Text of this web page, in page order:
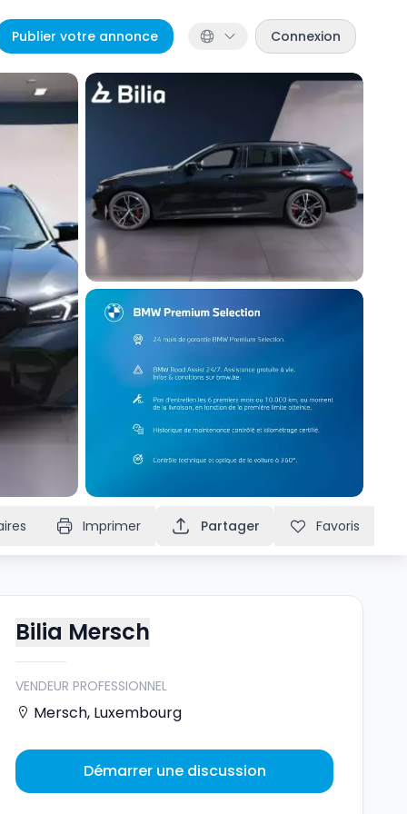
Publier votre annonce Connexion
Imprimer Partager Favoris
Bilia Mersch
VENDEUR PROFESSIONNEL
Mersch, Luxembourg
Démarrer une discussion